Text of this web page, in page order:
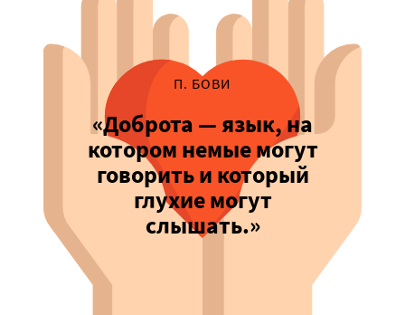
П. БОВИ
«Доброта — язык, на
котором немые могут
говорить и который
глухие могут
слышать.»